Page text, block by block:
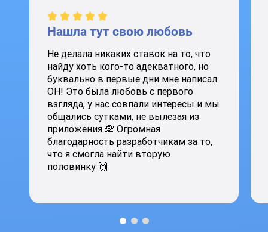
Нашла тут свою любовь
Не делала никаких ставок на то, что
найду хоть кого-то адекватного, но
буквально в первые дни мне написал
ОН! Это была любовь с первого
взгляда, у нас совпали интересы и мы
общались сутками, не вылезая из
приложения 🙈 Огромная
благодарность разработчикам за то,
что я смогла найти вторую
половинку 🙌